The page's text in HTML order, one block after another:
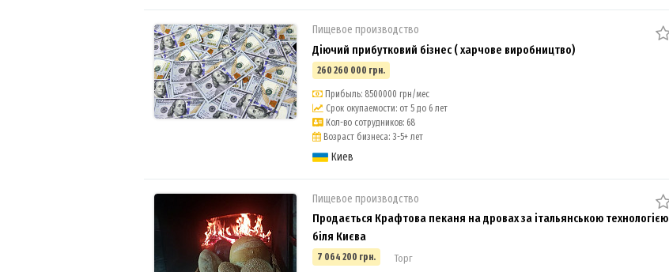
Пищевое производство
Діючий прибутковий бізнес ( харчове виробництво)
260 260 000 грн.
Прибыль: 8500000 грн/мес
Срок окупаемости: от 5 до 6 лет
Кол-во сотрудников: 68
Возраст бизнеса: 3-5+ лет
Киев
Пищевое производство
Продається Крафтова пеканя на дровах за італьянською технологією
біля Києва
7 064 200 грн. Торг